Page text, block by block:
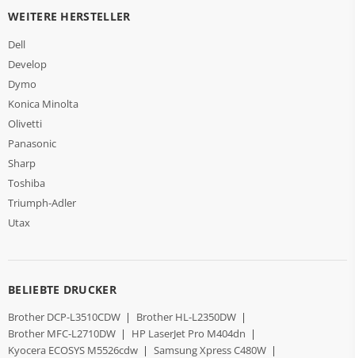
WEITERE HERSTELLER
Dell
Develop
Dymo
Konica Minolta
Olivetti
Panasonic
Sharp
Toshiba
Triumph-Adler
Utax
BELIEBTE DRUCKER
Brother DCP-L3510CDW | Brother HL-L2350DW |
Brother MFC-L2710DW | HP LaserJet Pro M404dn |
Kyocera ECOSYS M5526cdw | Samsung Xpress C480W |